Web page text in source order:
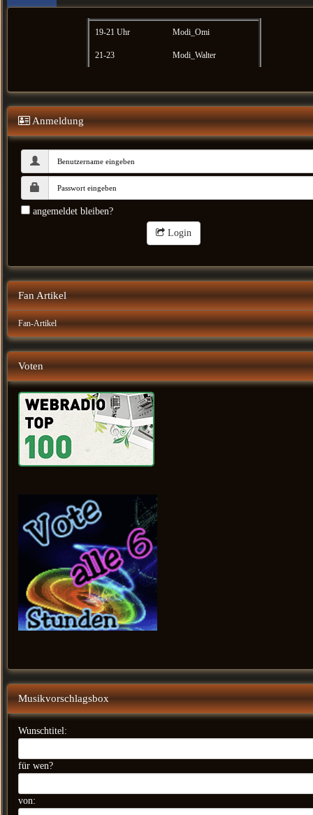
19-21 Uhr Modi_Omi
21-23 Modi_Walter
Anmeldung
angemeldet bleiben?
Login
Fan Artikel
Fan-Artikel
Voten
Musikvorschlagsbox
Wunschtitel:
für wen?
von: